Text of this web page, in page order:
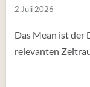
e
n
:
2 Juli 2026
Das Mean ist der
relevanten